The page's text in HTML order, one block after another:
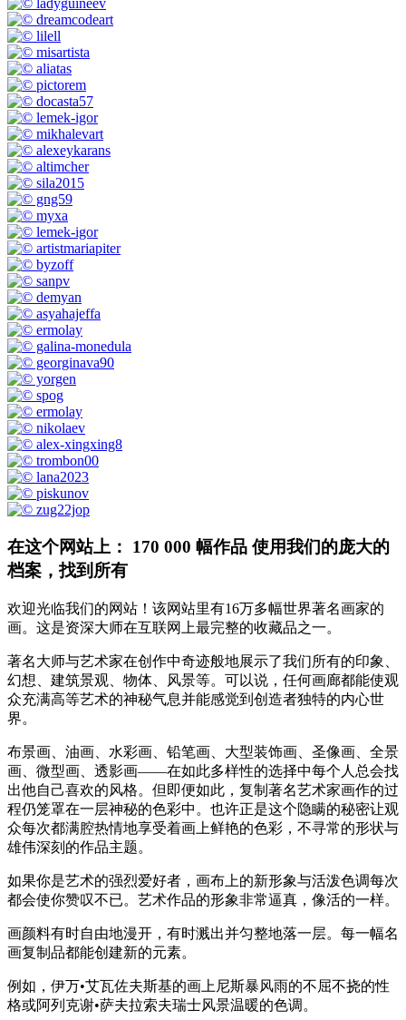
在这个网站上： 170 000 幅作品 使用我们的庞大的
档案，找到所有
欢迎光临我们的网站！该网站里有16万多幅世界著名画家的
画。这是资深大师在互联网上最完整的收藏品之一。
著名大师与艺术家在创作中奇迹般地展示了我们所有的印象、
幻想、建筑景观、物体、风景等。可以说，任何画廊都能使观
众充满高等艺术的神秘气息并能感觉到创造者独特的内心世
界。
布景画、油画、水彩画、铅笔画、大型装饰画、圣像画、全景
画、微型画、透影画——在如此多样性的选择中每个人总会找
出他自己喜欢的风格。但即便如此，复制著名艺术家画作的过
程仍笼罩在一层神秘的色彩中。也许正是这个隐瞒的秘密让观
众每次都满腔热情地享受着画上鲜艳的色彩，不寻常的形状与
雄伟深刻的作品主题。
如果你是艺术的强烈爱好者，画布上的新形象与活泼色调每次
都会使你赞叹不已。艺术作品的形象非常逼真，像活的一样。
画颜料有时自由地漫开，有时溅出并匀整地落一层。每一幅名
画复制品都能创建新的元素。
例如，伊万•艾瓦佐夫斯基的画上尼斯暴风雨的不屈不挠的性
格或阿列克谢•萨夫拉索夫瑞士风景温暖的色调。